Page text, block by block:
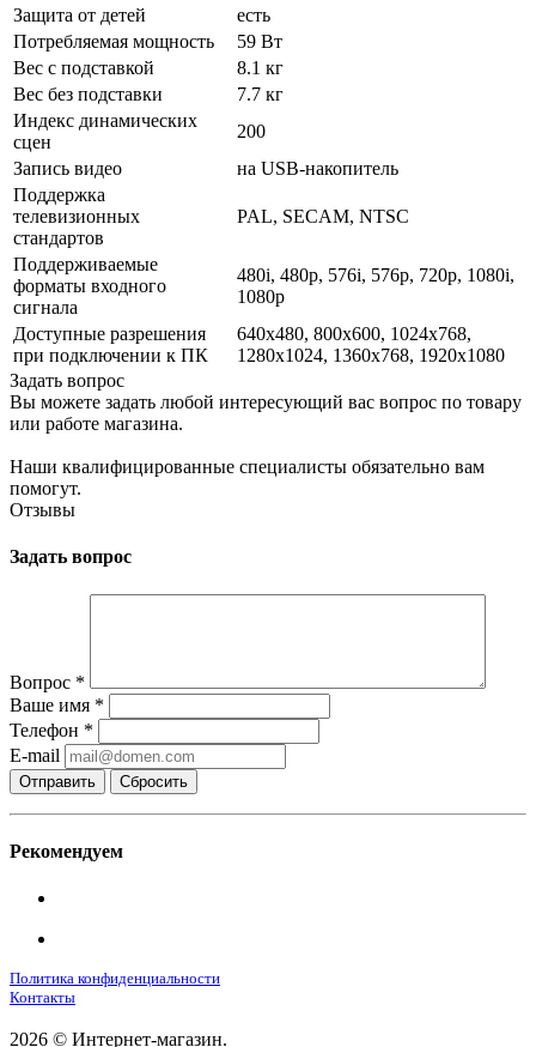
Защита от детей
есть
Потребляемая мощность
59 Вт
Вес с подставкой
8.1 кг
Вес без подставки
7.7 кг
Индекс динамических
сцен
200
Запись видео
на USB-накопитель
Поддержка
телевизионных
стандартов
PAL, SECAM, NTSC
Поддерживаемые
форматы входного
сигнала
480i, 480p, 576i, 576p, 720p, 1080i,
1080p
Доступные разрешения
при подключении к ПК
640x480, 800x600, 1024x768,
1280x1024, 1360x768, 1920x1080
Задать вопрос
Вы можете задать любой интересующий вас вопрос по товару
или работе магазина.
Наши квалифицированные специалисты обязательно вам
помогут.
Отзывы
Задать вопрос
Вопрос *
Ваше имя *
Телефон *
E-mail
Сбросить
Рекомендуем
Политика конфиденциальности
Контакты
2026 © Интернет-магазин.